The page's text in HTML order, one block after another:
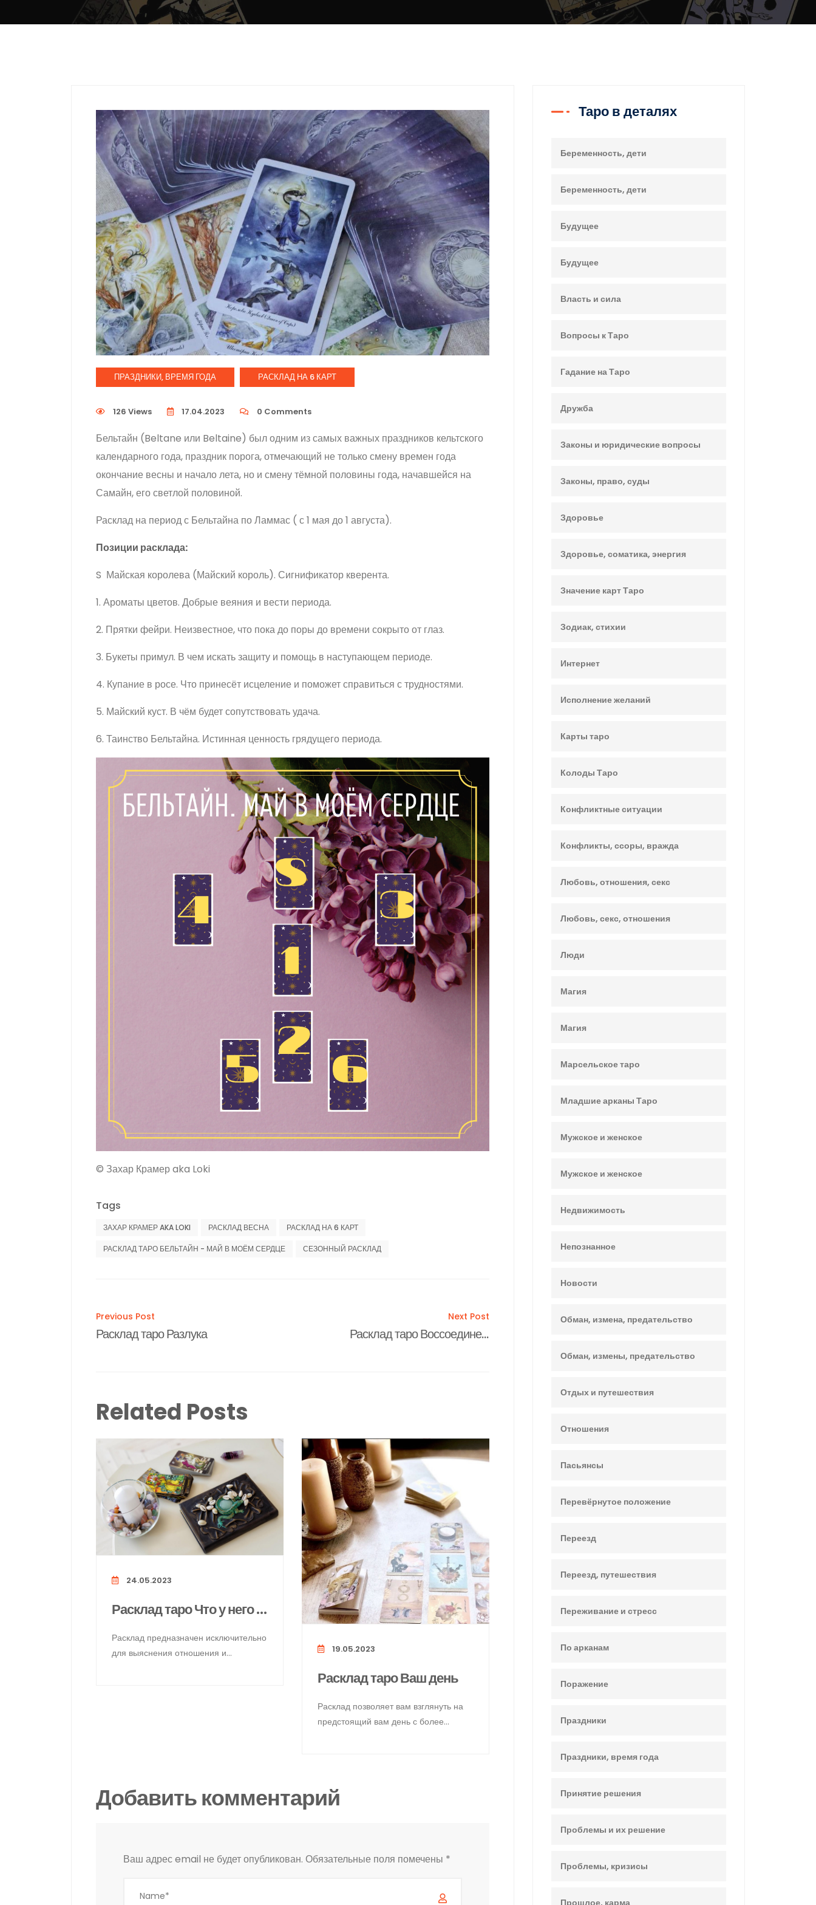
ПРАЗДНИКИ, ВРЕМЯ ГОДА РАСКЛАД НА 6 КАРТ
126 Views 17.04.2023 0 Comments
Бельтайн (Beltane или Beltaine) был одним из самых важных праздников кельтского
календарного года, праздник порога, отмечающий не только смену времен года
окончание весны и начало лета, но и смену тёмной половины года, начавшейся на
Самайн, его светлой половиной.
Расклад на период с Бельтайна по Ламмас ( с 1 мая до 1 августа).
Позиции расклада:
S Майская королева (Майский король). Сигнификатор кверента.
1. Ароматы цветов. Добрые веяния и вести периода.
2. Прятки фейри. Неизвестное, что пока до поры до времени сокрыто от глаз.
3. Букеты примул. В чем искать защиту и помощь в наступающем периоде.
4. Купание в росе. Что принесёт исцеление и поможет справиться с трудностями.
5. Майский куст. В чём будет сопутствовать удача.
6. Таинство Бельтайна. Истинная ценность грядущего периода.
© Захар Крамер aka Loki
Tags
ЗАХАР КРАМЕР AKA LOKI РАСКЛАД ВЕСНА РАСКЛАД НА 6 КАРТ
РАСКЛАД ТАРО БЕЛЬТАЙН - МАЙ В МОЁМ СЕРДЦЕ СЕЗОННЫЙ РАСКЛАД
Post
Previous Post
Расклад таро Разлука
Next Post
Расклад таро Воссоединение после ссоры
Related Posts
24.05.2023
Расклад таро Что у него ко мне?
Расклад предназначен исключительно
для выяснения отношения и
19.05.2023
Расклад таро Ваш день
Расклад позволяет вам взглянуть на
предстоящий вам день с более
Добавить комментарий
Ваш адрес email не будет опубликован. Обязательные поля помечены *
Таро в деталях
Беременность, дети
Беременность, дети
Будущее
Будущее
Власть и сила
Вопросы к Таро
Гадание на Таро
Дружба
Законы и юридические вопросы
Законы, право, суды
Здоровье
Здоровье, соматика, энергия
Значение карт Таро
Зодиак, стихии
Интернет
Исполнение желаний
Карты таро
Колоды Таро
Конфликтные ситуации
Конфликты, ссоры, вражда
Любовь, отношения, секс
Любовь, секс, отношения
Люди
Магия
Магия
Марсельское таро
Младшие арканы Таро
Мужское и женское
Мужское и женское
Недвижимость
Непознанное
Новости
Обман, измена, предательство
Обман, измены, предательство
Отдых и путешествия
Отношения
Пасьянсы
Перевёрнутое положение
Переезд
Переезд, путешествия
Переживание и стресс
По арканам
Поражение
Праздники
Праздники, время года
Принятие решения
Проблемы и их решение
Проблемы, кризисы
Прошлое, карма